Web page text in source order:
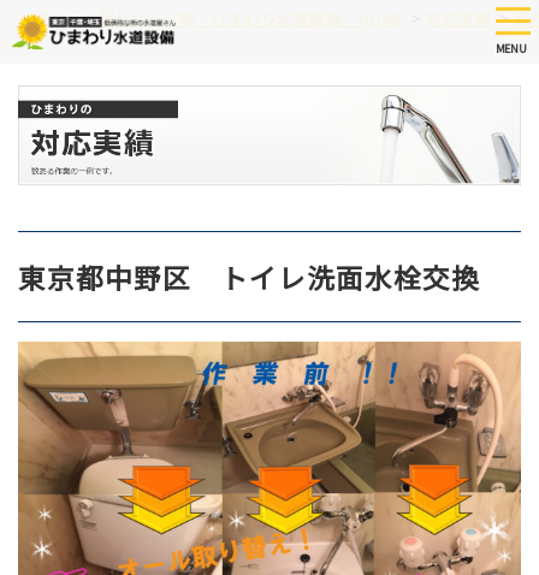
Skip
to
content
MENU
つまり、水漏れなど修理 ひまわり水道設備 HOME >東
東京都中野区 トイレ洗面水栓交換